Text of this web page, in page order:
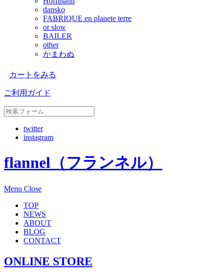
dansko
FABRIQUE en planete terre
or slow
BAILER
other
かまわぬ
カートをみる
ご利用ガイド
twitter
instagram
flannel（フランネル）
Menu Close
TOP
NEWS
ABOUT
BLOG
CONTACT
ONLINE STORE